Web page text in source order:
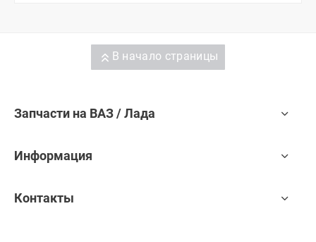
В начало страницы
Запчасти на ВАЗ / Лада
Информация
Контакты